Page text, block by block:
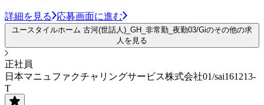
詳細を見る 応募画面に進む
ユースタイルホーム 古河(世話人)_GH_非常勤_夜勤03/Giのその他の求
人を見る
正社員
日本マニュファクチャリングサービス株式会社01/sai161213-
T